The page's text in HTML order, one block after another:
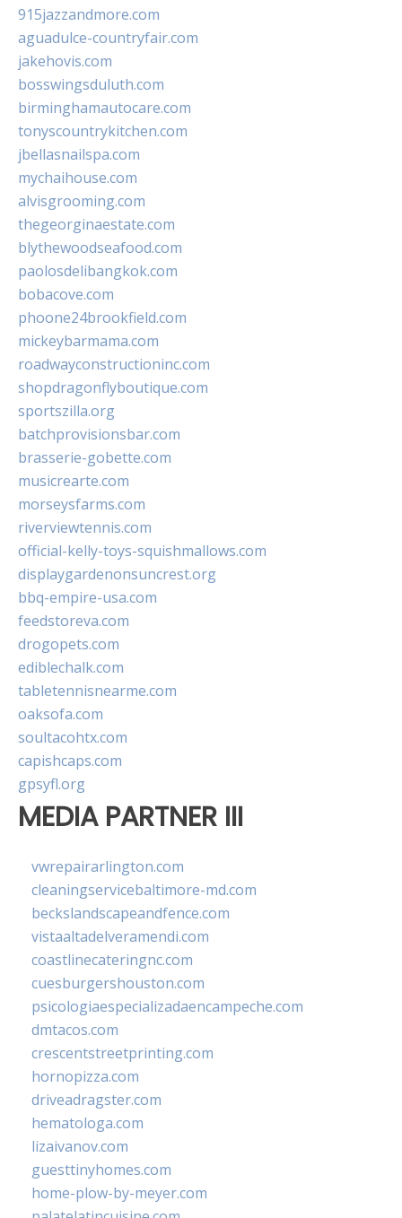
915jazzandmore.com
aguadulce-countryfair.com
jakehovis.com
bosswingsduluth.com
birminghamautocare.com
tonyscountrykitchen.com
jbellasnailspa.com
mychaihouse.com
alvisgrooming.com
thegeorginaestate.com
blythewoodseafood.com
paolosdelibangkok.com
bobacove.com
phoone24brookfield.com
mickeybarmama.com
roadwayconstructioninc.com
shopdragonflyboutique.com
sportszilla.org
batchprovisionsbar.com
brasserie-gobette.com
musicrearte.com
morseysfarms.com
riverviewtennis.com
official-kelly-toys-squishmallows.com
displaygardenonsuncrest.org
bbq-empire-usa.com
feedstoreva.com
drogopets.com
ediblechalk.com
tabletennisnearme.com
oaksofa.com
soultacohtx.com
capishcaps.com
gpsyfl.org
MEDIA PARTNER III
vwrepairarlington.com
cleaningservicebaltimore-md.com
beckslandscapeandfence.com
vistaaltadelveramendi.com
coastlinecateringnc.com
cuesburgershouston.com
psicologiaespecializadaencampeche.com
dmtacos.com
crescentstreetprinting.com
hornopizza.com
driveadragster.com
hematologa.com
lizaivanov.com
guesttinyhomes.com
home-plow-by-meyer.com